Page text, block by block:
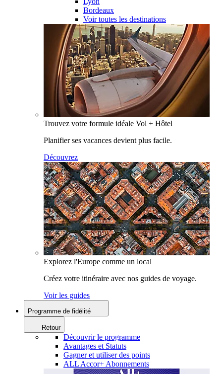
Bordeaux
Voir toutes les destinations
Trouvez votre formule idéale Vol + Hôtel
Planifier ses vacances devient plus facile.
Découvrez
Explorez l'Europe comme un local
Créez votre itinéraire avec nos guides de voyage.
Voir les guides
Programme de fidélité
Retour
Découvrir le programme
Avantages et Statuts
Gagner et utiliser des points
ALL Accor+ Abonnements